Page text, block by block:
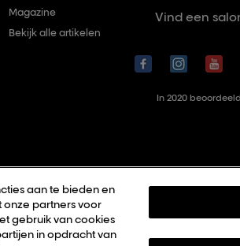
Magazine
Bekijk alle artikelen
Vind een
In 2020
aan te bieden en
onze partners voor
gebruik van cookies
in opdracht van